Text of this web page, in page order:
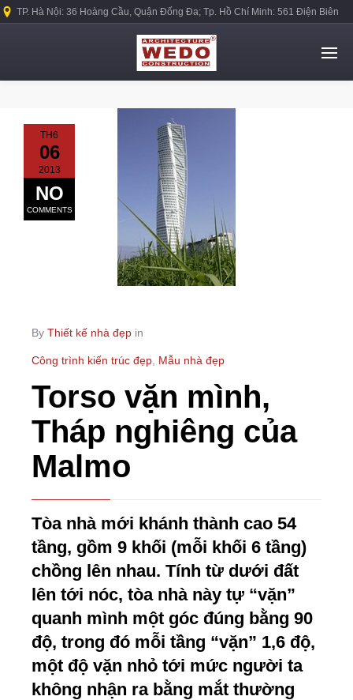
TP. Hà Nội: 36 Hoàng Cầu, Quận Đống Đa; Tp. Hồ Chí Minh: 561 Điện Biên
TH6
06
2013
NO
COMMENTS
By Thiết kế nhà đẹp in
Công trình kiến trúc đẹp Mẫu nhà đẹp
Torso vặn mình,
Tháp nghiêng của
Malmo
Tòa nhà mới khánh thành cao 54
tầng, gồm 9 khối (mỗi khối 6 tầng)
chồng lên nhau. Tính từ dưới đất
lên tới nóc, tòa nhà này tự “vặn”
quanh mình một góc đúng bằng 90
độ, trong đó mỗi tầng “vặn” 1,6 độ,
một độ vặn nhỏ tới mức người ta
không nhận ra bằng mắt thường